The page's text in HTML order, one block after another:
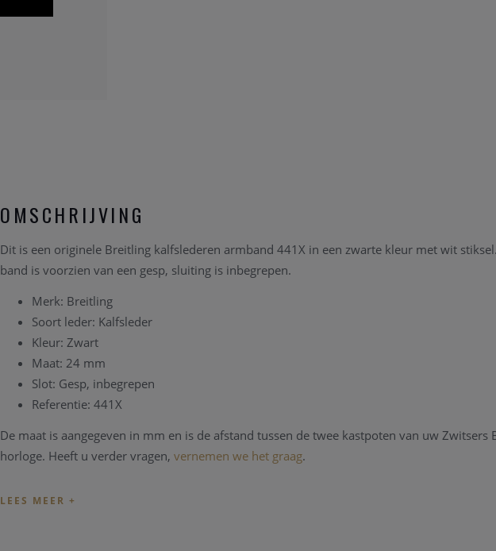
OMSCHRIJVING
Dit is een originele Breitling kalfslederen armband 441X in een zwarte kleur met wit
band is voorzien van een gesp, sluiting is inbegrepen.
Merk: Breitling
Soort leder: Kalfsleder
Kleur: Zwart
Maat: 24 mm
Slot: Gesp, inbegrepen
Referentie: 441X
De maat is aangegeven in mm en is de afstand tussen de twee kastpoten van uw Zwitsers
horloge. Heeft u verder vragen, vernemen we het graag.
Breitling band bestellen.